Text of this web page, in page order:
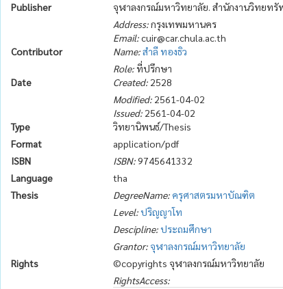
Publisher
จุฬาลงกรณ์มหาวิทยาลัย. สำนักงานวิทยทรั
Address:กรุงเทพมหานคร
Email:cuir@car.chula.ac.th
Contributor
Name:สำลี ทองธิว
Role:ที่ปรึกษา
Date
Created: 2528
Modified: 2561-04-02
Issued: 2561-04-02
Type
วิทยานิพนธ์/Thesis
Format
application/pdf
ISBN
ISBN:9745641332
Language
tha
Thesis
DegreeName: ครุศาสตรมหาบัณฑิต
Level:ปริญญาโท
Descipline:ประถมศึกษา
Grantor: จุฬาลงกรณ์มหาวิทยาลัย
Rights
©copyrights จุฬาลงกรณ์มหาวิทยาลัย
RightsAccess: